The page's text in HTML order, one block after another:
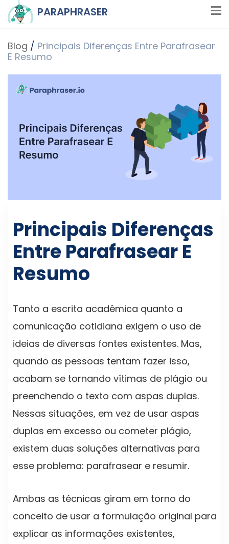
PARAPHRASER
Blog / Principais Diferenças Entre Parafrasear
E Resumo
Principais Diferenças
Entre Parafrasear E
Resumo
Tanto a escrita acadêmica quanto a
comunicação cotidiana exigem o uso de
ideias de diversas fontes existentes. Mas,
quando as pessoas tentam fazer isso,
acabam se tornando vítimas de plágio ou
preenchendo o texto com aspas duplas.
Nessas situações, em vez de usar aspas
duplas em excesso ou cometer plágio,
existem duas soluções alternativas para
esse problema: parafrasear e resumir.
Ambas as técnicas giram em torno do
conceito de usar a formulação original para
explicar as informações existentes,